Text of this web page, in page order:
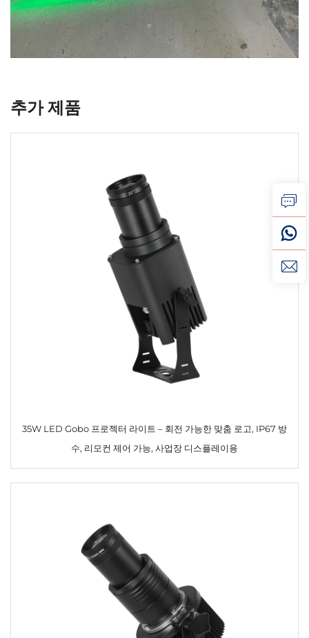
추가 제품
35W LED Gobo 프로젝터 라이트 – 회전 가능한 맞춤 로고, IP67 방
수, 리모컨 제어 가능, 사업장 디스플레이용